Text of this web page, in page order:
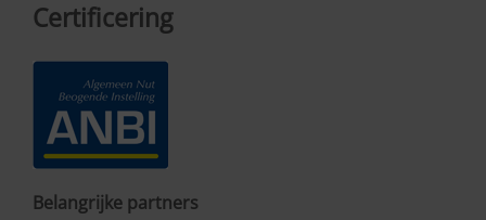
Certificering
Belangrijke partners